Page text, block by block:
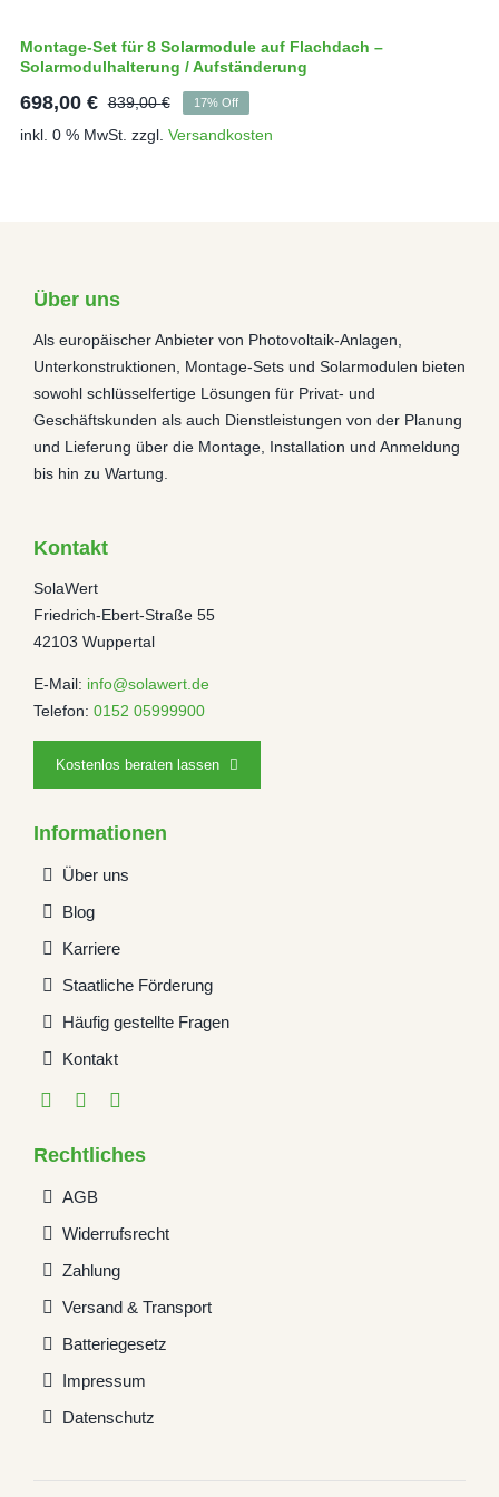
Montage-Set für 8 Solarmodule auf Flachdach –
Solarmodulhalterung / Aufständerung
839,00€
Ursprünglicher
Preis
698,00 €
Aktueller
Preis
17% Off
inkl. 0 % MwSt. zzgl. Versandkosten
Über uns
Als europäischer Anbieter von Photovoltaik-Anlagen,
Unterkonstruktionen, Montage-Sets und Solarmodulen bieten
sowohl schlüsselfertige Lösungen für Privat- und
Geschäftskunden als auch Dienstleistungen von der Planung
und Lieferung über die Montage, Installation und Anmeldung
bis hin zu Wartung.
Informationen
Über uns
Blog
Karriere
Staatliche Förderung
Häufig gestellte Fragen
Kontakt
Kontakt
SolaWert
Friedrich-Ebert-Straße 55
42103 Wuppertal
E-Mail: info@solawert.de
Telefon: 0152 05999900
Kostenlos beraten lassen
Rechtliches
AGB
Widerrufsrecht
Zahlung
Versand & Transport
Batteriegesetz
Impressum
Datenschutz